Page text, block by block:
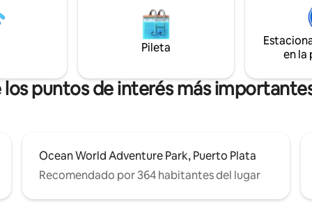
Pileta
en la
puntos de interés más
Ocean World Adventure Park, Puerto Plata
Recomendado por 364 habitantes del lugar